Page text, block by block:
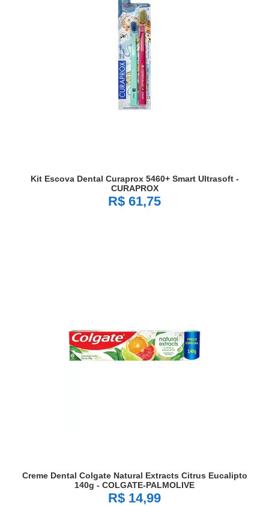
Kit Escova Dental Curaprox 5460+ Smart Ultrasoft -
CURAPROX
R$ 61,75
Creme Dental Colgate Natural Extracts Citrus Eucalipto
140g - COLGATE-PALMOLIVE
R$ 14,99